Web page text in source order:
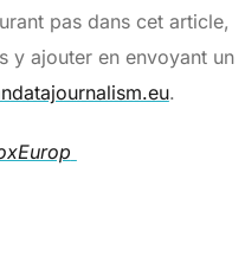
pas dans cet article,
y ajouter en envoyant un
.